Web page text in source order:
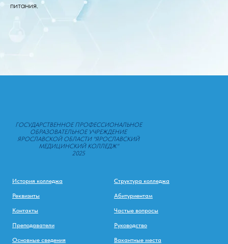
питания.
ГОСУДАРСТВЕННОЕ ПРОФЕССИОНАЛЬНОЕ
ОБРАЗОВАТЕЛЬНОЕ УЧРЕЖДЕНИЕ
ЯРОСЛАВСКОЙ ОБЛАСТИ "ЯРОСЛАВСКИЙ
МЕДИЦИНСКИЙ КОЛЛЕДЖ"
2025
История колледжа
Реквизиты
Контакты
Преподаватели
Основные сведения
Структура колледжа
Абитуриентам
Частые вопросы
Руководство
Вакантные места